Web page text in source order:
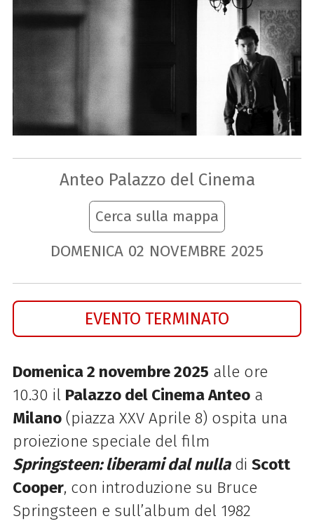
Anteo Palazzo del Cinema
Cerca sulla mappa
DOMENICA 02 NOVEMBRE 2025
EVENTO TERMINATO
Domenica 2 novembre 2025 alle ore
10.30 il Palazzo del Cinema Anteoa
Milano(piazza XXV Aprile 8) ospita una
proiezione speciale del film
Springsteen: liberami dal nulladi Scott
Cooper, con introduzione su Bruce
Springsteen e sull’album del 1982